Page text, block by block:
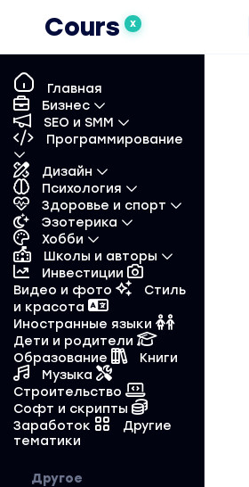
Cours X
Главная
Бизнес
SEO и SMM
Программирование
Дизайн
Психология
Здоровье и спорт
Эзотерика
Хобби
Школы и авторы
Инвестиции
Видео и фото
Стиль
и красота
Иностранные языки
Дети и родители
Образование
Книги
Музыка
Строительство
Софт и скрипты
Заработок
Другие
тематики
Другое